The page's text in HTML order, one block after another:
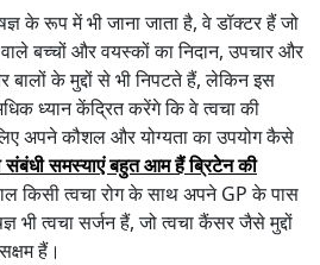
के रूप में भी जाना जाता है, वे डॉक्टर हैं जो
वाले बच्चों और वयस्कों का निदान, उपचार और
के मुद्दों से भी निपटते हैं, लेकिन इस
ध्यान केंद्रित करेंगे कि वे त्वचा की
अपने कौशल और योग्यता का उपयोग कैसे
समस्याएं बहुत आम हैं ब्रिटेन की
किसी त्वचा रोग के साथ अपने GP के पास
भी त्वचा सर्जन हैं, जो त्वचा कैंसर जैसे मुद्दों
हैं।